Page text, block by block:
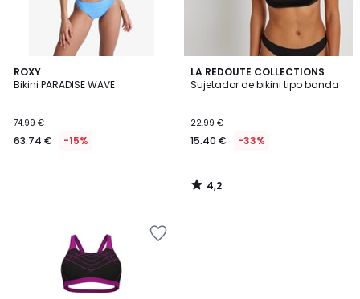
ROXY
Bikini PARADISE WAVE
74.99 €
63.74 € -15%
LA REDOUTE COLLECTIONS
Sujetador de bikini tipo banda
22.99 €
15.40 € -33%
4,2
/ 5
4,2
/